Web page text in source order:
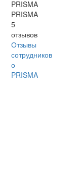
PRISMA
5
отзывов
Отзывы
сотрудников
о
PRISMA